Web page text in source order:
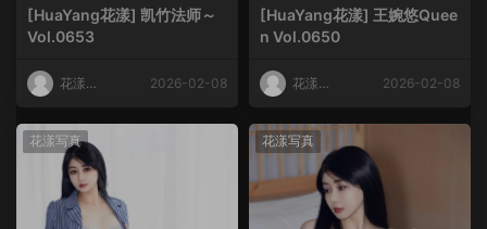
[HuaYang花漾] 凯竹法师～
Vol.0653
花漾
2026-02-08
[HuaYang花漾] 王婉悠Quee
n Vol.0650
花漾
2026-02-08
花漾写真 花漾写真